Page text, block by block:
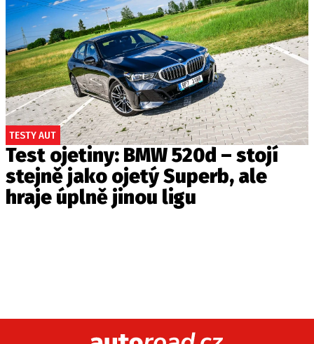
TESTY AUT
Test ojetiny: BMW 520d – stojí
stejně jako ojetý Superb, ale
hraje úplně jinou ligu